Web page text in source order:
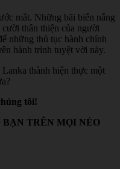
mắt. Những bãi biển nắng
thân thiện của người
những thủ tục hành chính
hành trình tuyệt vời này.
Lanka thành hiện thực một
tôi!
BẠN TRÊN MỌI NẺO